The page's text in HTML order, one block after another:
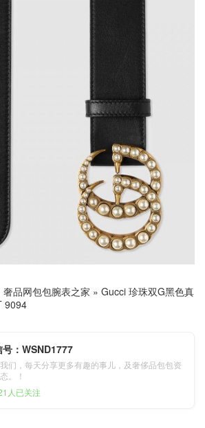
奢品网包包腕表之家 » Gucci 珍珠双G黑色真
9094
号：WSND1777
们，每天分享更多有趣的事儿，及奢侈品包包资
。！
人已关注